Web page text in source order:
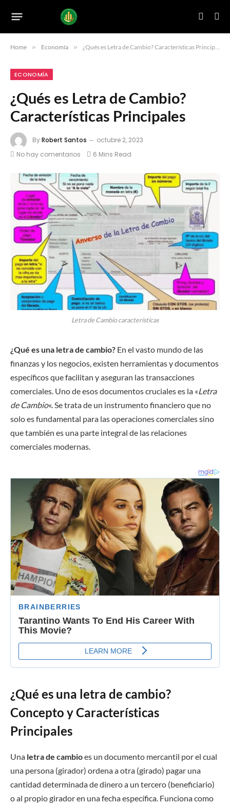
Home » Economía » ¿Qués es Letra de Cambio? Características Principales
ECONOMÍA
¿Qués es Letra de Cambio?
Características Principales
ByRobert Santos
octubre 2, 2023
No hay comentarios
6 Mins Read
Letra de Cambio características
¿Qué es una letra de cambio? En el vasto mundo de las
finanzas y los negocios, existen herramientas y documentos
específicos que facilitan y aseguran las transacciones
comerciales. Uno de esos documentos cruciales es la «Letra
de Cambio«. Se trata de un instrumento financiero que no
solo es fundamental para las operaciones comerciales sino
que también es una parte integral de las relaciones
comerciales modernas.
¿Qué es una letra de cambio?
Concepto y Características
Principales
Una letra de cambioes un documento mercantil por el cual
una persona (girador) ordena a otra (girado) pagar una
cantidad determinada de dinero a un tercero (beneficiario)
o al propio girador en una fecha específica. Funciona como